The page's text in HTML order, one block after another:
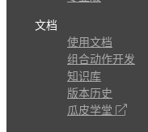
文档
使用文档
组合动作开发
知识库
版本历史
瓜皮学堂